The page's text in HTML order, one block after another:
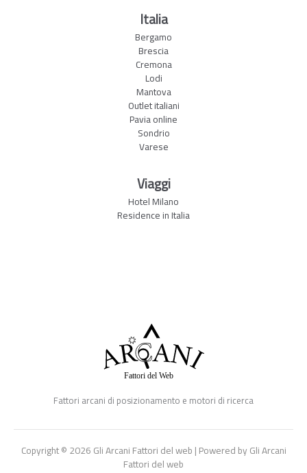
Italia
Bergamo
Brescia
Cremona
Lodi
Mantova
Outlet italiani
Pavia online
Sondrio
Varese
Viaggi
Hotel Milano
Residence in Italia
Fattori arcani di posizionamento e motori di ricerca
Copyright © 2026 Gli Arcani Fattori del web | Powered by Gli Arcani
Fattori del web